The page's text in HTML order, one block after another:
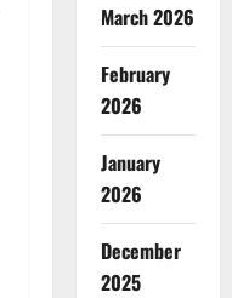
March 2026
February
2026
January
2026
December
2025